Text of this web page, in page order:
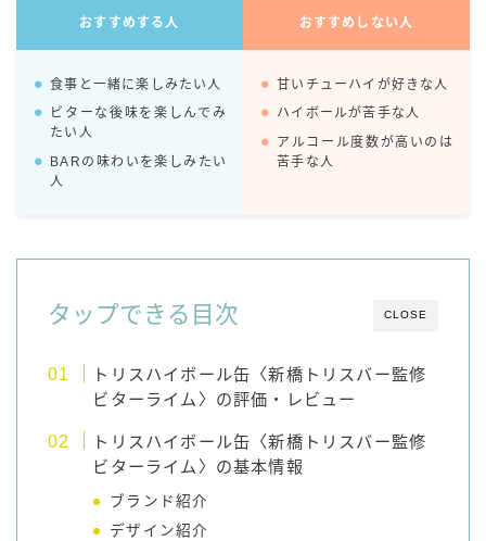
合同酒精
お得情報
コラム
運営者情報
おすすめする人 おすすめしない人
食事と一緒に楽しみたい人
ビターな後味を楽しんでみ
たい人
BARの味わいを楽しみたい
人
甘いチューハイが好きな人
ハイボールが苦手な人
アルコール度数が高いのは
苦手な人
CLOSE
タップできる目次
トリスハイボール缶〈新橋トリスバー監修
ビターライム〉の評価・レビュー
トリスハイボール缶〈新橋トリスバー監修
ビターライム〉の基本情報
ブランド紹介
デザイン紹介